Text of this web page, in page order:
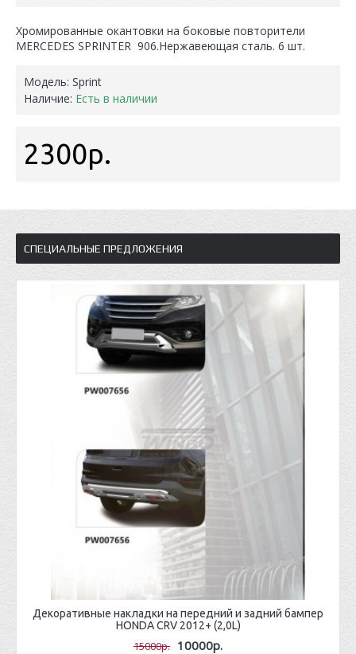
Хромированные окантовки на боковые повторители
MERCEDES SPRINTER 906.Нержавеющая сталь. 6 шт.
Модель: Sprint
Наличие: Есть в наличии
2300р.
СПЕЦИАЛЬНЫЕ ПРЕДЛОЖЕНИЯ
Декоративные накладки на передний и задний бампер
HONDA CRV 2012+ (2,0L)
15000р. 10000р.